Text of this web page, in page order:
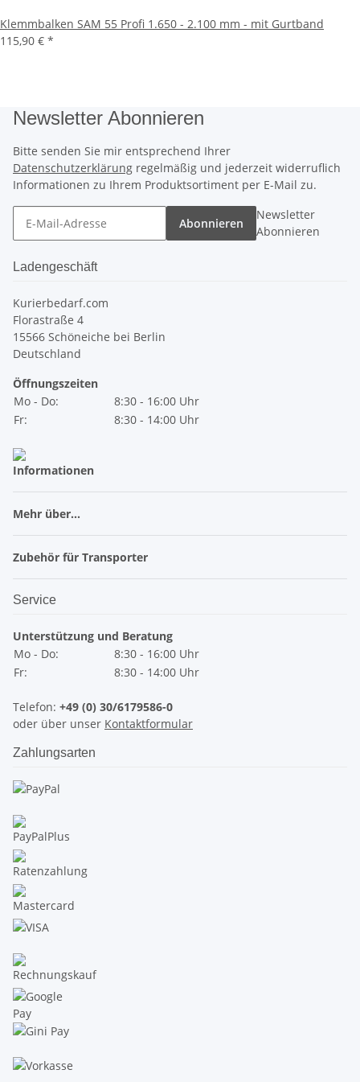
Klemmbalken SAM 55 Profi 1.650 - 2.100 mm - mit Gurtband
115,90 € *
Newsletter Abonnieren
Bitte senden Sie mir entsprechend Ihrer
Datenschutzerklärung regelmäßig und jederzeit widerruflich
Informationen zu Ihrem Produktsortiment per E-Mail zu.
Abonnieren
Newsletter
Abonnieren
Ladengeschäft
Kurierbedarf.com
Florastraße 4
15566 Schöneiche bei Berlin
Deutschland
Öffnungszeiten
Mo - Do:
8:30 - 16:00 Uhr
Fr:
8:30 - 14:00 Uhr
Informationen
Mehr über...
Zubehör für Transporter
Service
Unterstützung und Beratung
Mo - Do:
8:30 - 16:00 Uhr
Fr:
8:30 - 14:00 Uhr
Telefon: +49 (0) 30/6179586-0
oder über unser Kontaktformular
Zahlungsarten